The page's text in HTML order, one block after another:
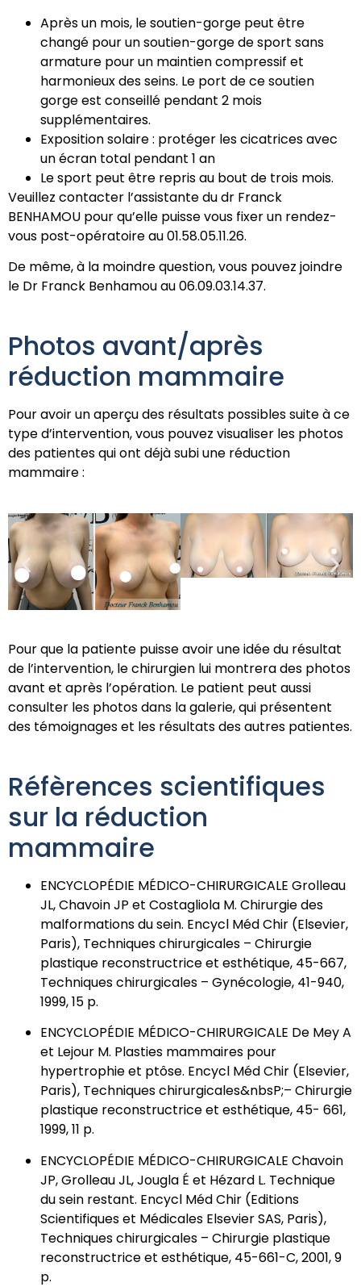
Après un mois, le soutien-gorge peut être
changé pour un soutien-gorge de sport sans
armature pour un maintien compressif et
harmonieux des seins. Le port de ce soutien
gorge est conseillé pendant 2 mois
supplémentaires.
Exposition solaire : protéger les cicatrices avec
un écran total pendant 1 an
Le sport peut être repris au bout de trois mois.
Veuillez contacter l’assistante du dr Franck
BENHAMOU pour qu’elle puisse vous fixer un rendez-
vous post-opératoire au 01.58.05.11.26.
De même, à la moindre question, vous pouvez joindre
le Dr Franck Benhamou au 06.09.03.14.37.
Photos avant/après
réduction mammaire
Pour avoir un aperçu des résultats possibles suite à ce
type d’intervention, vous pouvez visualiser les photos
des patientes qui ont déjà subi une réduction
mammaire :
Pour que la patiente puisse avoir une idée du résultat
de l’intervention, le chirurgien lui montrera des photos
avant et après l’opération. Le patient peut aussi
consulter les photos dans la galerie, qui présentent
des témoignages et les résultats des autres patientes.
Réfèrences scientifiques
sur la réduction
mammaire
ENCYCLOPÉDIE MÉDICO-CHIRURGICALE Grolleau
JL, Chavoin JP et Costagliola M. Chirurgie des
malformations du sein. Encycl Méd Chir (Elsevier,
Paris), Techniques chirurgicales – Chirurgie
plastique reconstructrice et esthétique, 45-667,
Techniques chirurgicales – Gynécologie, 41-940,
1999, 15 p.
ENCYCLOPÉDIE MÉDICO-CHIRURGICALE De Mey A
et Lejour M. Plasties mammaires pour
hypertrophie et ptôse. Encycl Méd Chir (Elsevier,
Paris), Techniques chirurgicales&nbsP;– Chirurgie
plastique reconstructrice et esthétique, 45- 661,
1999, 11 p.
ENCYCLOPÉDIE MÉDICO-CHIRURGICALE Chavoin
JP, Grolleau JL, Jougla É et Hézard L. Technique
du sein restant. Encycl Méd Chir (Editions
Scientifiques et Médicales Elsevier SAS, Paris),
Techniques chirurgicales – Chirurgie plastique
reconstructrice et esthétique, 45-661-C, 2001, 9
p.